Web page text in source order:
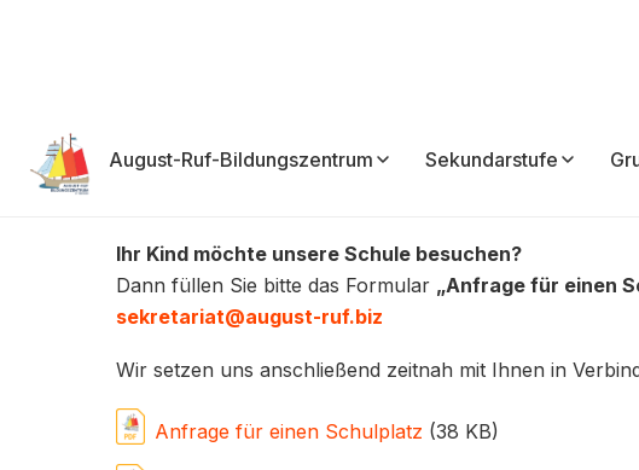
August-Ruf-Bildungszentrum Sekundarstufe
Schüleranmeldung ab Kl.
Ihr Kind möchte unsere Schule besuchen?
Dann füllen Sie bitte das Formular „Anfrage für einen
sekretariat@august-ruf.biz
Wir setzen uns anschließend zeitnah mit Ihnen in
Anfrage für einen Schulplatz (38 KB)